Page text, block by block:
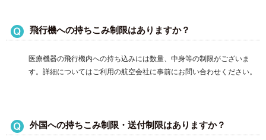
飛行機への持ちこみ制限はありますか？
医療機器の飛行機内への持ち込みには数量、中身等の制限がございま
す。詳細についてはご利用の航空会社に事前にお問い合わせください。
外国への持ちこみ制限・送付制限はありますか？